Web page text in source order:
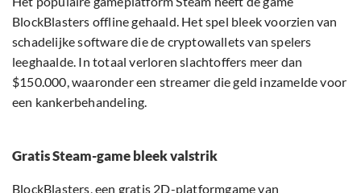
BlockBlasters offline gehaald. Het spel bleek voorzien van
schadelijke software die de cryptowallets van spelers
leeghaalde. In totaal verloren slachtoffers meer dan
$150.000, waaronder een streamer die geld inzamelde voor
een kankerbehandeling.
Gratis Steam-game bleek valstrik
BlockBlasters, een gratis 2D-platformgame van